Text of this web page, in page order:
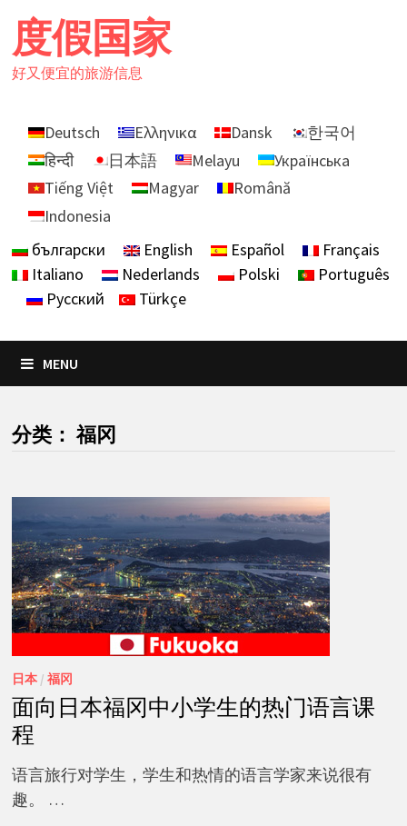
content
度假国家
好又便宜的旅游信息
Deutsch Ελληνικα Dansk
한국어
हिन्दी
日本語 Melayu
Українська
Tiếng Việt
Magyar
Română
Indonesia
български
English Español
Français
Italiano
Nederlands Polski
Português
Русский
Türkçe
MENU
分类：福冈
日本/ 福冈
面向日本福冈中小学生的热门语言课
程
语言旅行对学生，学生和热情的语言学家来说很有
趣。 …